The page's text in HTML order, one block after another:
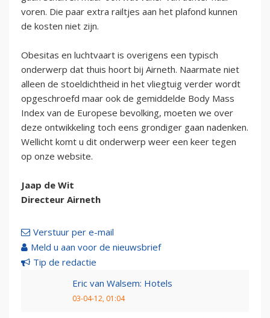
voren. Die paar extra railtjes aan het plafond kunnen
de kosten niet zijn.
Obesitas en luchtvaart is overigens een typisch
onderwerp dat thuis hoort bij Airneth. Naarmate niet
alleen de stoeldichtheid in het vliegtuig verder wordt
opgeschroefd maar ook de gemiddelde Body Mass
Index van de Europese bevolking, moeten we over
deze ontwikkeling toch eens grondiger gaan nadenken.
Wellicht komt u dit onderwerp weer een keer tegen
op onze website.
Jaap de Wit
Directeur Airneth
Verstuur per e-mail
Meld u aan voor de nieuwsbrief
Tip de redactie
Eric van Walsem: Hotels
03-04-12, 01:04